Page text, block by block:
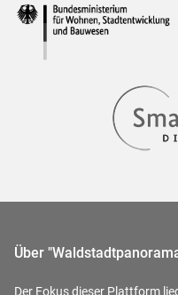
Über
Der Fokus dieser Plattform